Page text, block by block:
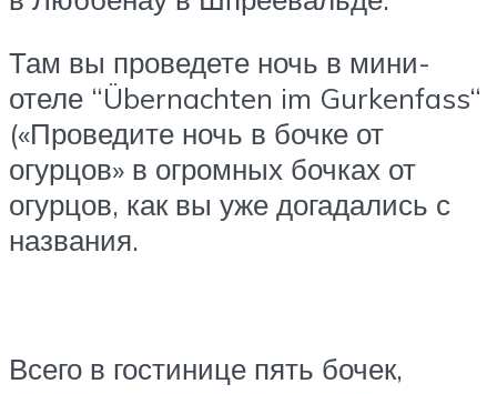
Там вы проведете ночь в мини-
отеле “Übernachten im Gurkenfass“
(«Проведите ночь в бочке от
огурцов» в огромных бочках от
огурцов, как вы уже догадались с
названия.
Всего в гостинице пять бочек,